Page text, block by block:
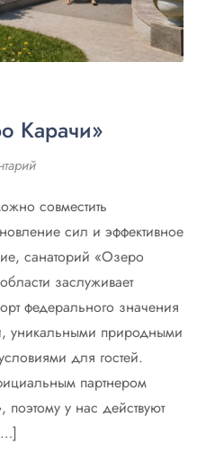
Карачи»
совместить
сил и эффективное
санаторий «Озеро
заслуживает
федерального значения
уникальными природными
для гостей.
партнером
у нас действуют